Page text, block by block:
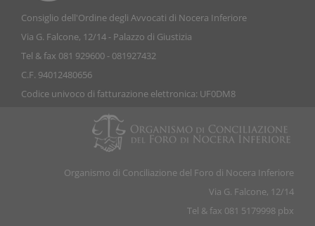
Consiglio dell'Ordine degli Avvocati di Nocera Inferiore
Via G. Falcone, 12/14 - Palazzo di Giustizia
Tel & fax 081 929600 - 081927432
C.F. 94012480656
Codice univoco di fatturazione elettronica: UF0DM8
Organismo di Conciliazione del Foro di Nocera Inferiore
Via G. Falcone, 12/14
Tel & fax 081 5179998 pbx